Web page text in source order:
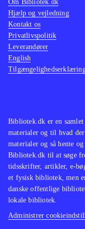
Bibliotek.dk er en
materialer og til hvad
materialer og så hente
Bibliotek.dk til at søge
tidsskrifter, artikler, e-
et fysisk bibliotek, men
danske offentlige
lokale bibliotek.
Administrer
Om Bibliotek.dk
Hjælp og vejledning
Kontakt os
Privatlivspolitik
Leverandører
English